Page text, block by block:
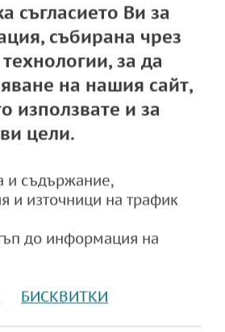
13:06, 24.03.2025
ядрено гориво от
извънредна
съгласието Ви за
събирана чрез
за да
на нашия сайт,
използвате и за
цели.
и съдържание,
и източници на трафик
до информация на
БИСКВИТКИ